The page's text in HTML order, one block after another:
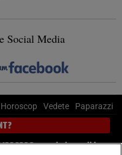
Social Media
Horoscop Vedete Paparazzi
sau trimite mail la